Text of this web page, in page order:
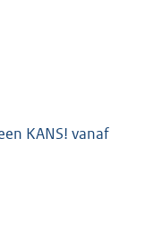
KANS! vanaf